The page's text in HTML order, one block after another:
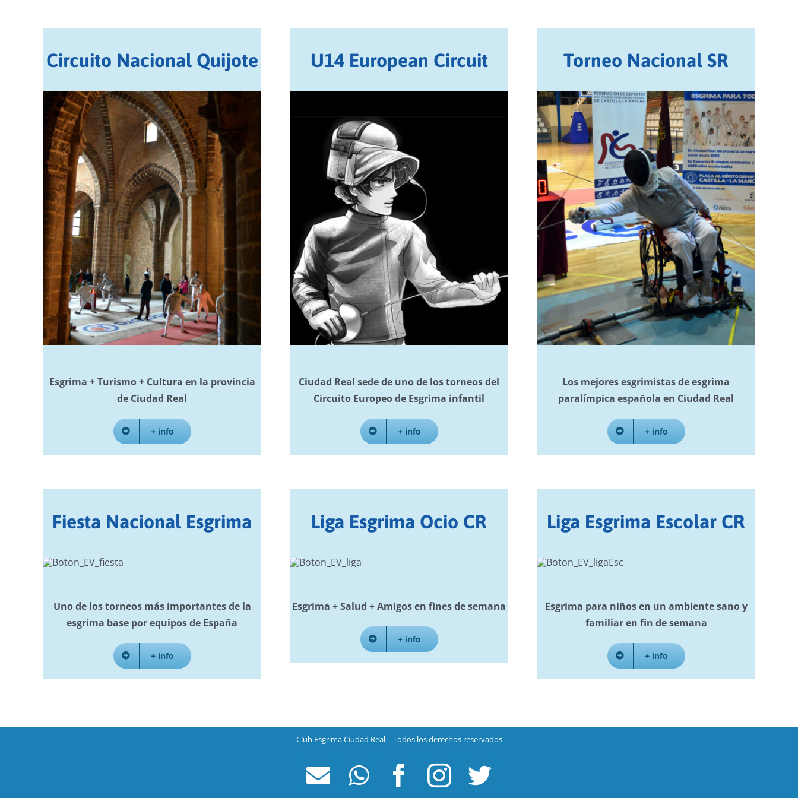
Circuito Nacional Quijote
Esgrima + Turismo + Cultura en la provincia
de Ciudad Real
+ info
U14 European Circuit
Ciudad Real sede de uno de los torneos del
Circuito Europeo de Esgrima infantil
+ info
Torneo Nacional SR
Los mejores esgrimistas de esgrima
paralímpica española en Ciudad Real
+ info
Fiesta Nacional Esgrima
Uno de los torneos más importantes de la
esgrima base por equipos de España
+ info
Liga Esgrima Ocio CR
Esgrima + Salud + Amigos en fines de semana
+ info
Liga Esgrima Escolar CR
Esgrima para niños en un ambiente sano y
familiar en fin de semana
+ info
Club Esgrima Ciudad Real | Todos los derechos reservados
CorreoWhatsApp
Facebook
Instagram
Twitter